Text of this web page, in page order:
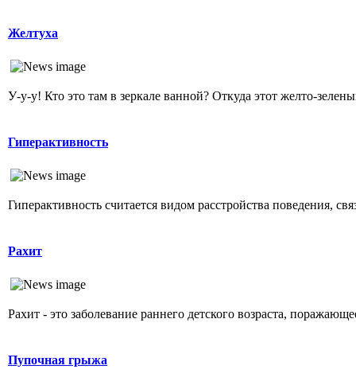
Желтуха
У-у-у! Кто это там в зеркале ванной? Откуда этот желто-
Гиперактивность
Гиперактивность считается видом расстройства поведения,
Рахит
Рахит - это заболевание раннего детского возраста,
Пупочная грыжа